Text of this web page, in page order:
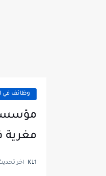
وظائف في
مؤسسة
مغرية
KL1 اخر